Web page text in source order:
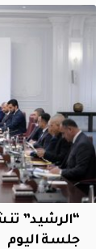
“الرشيد”
جلسة اليوم